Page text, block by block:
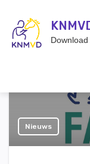
Inloggen
Nieuws